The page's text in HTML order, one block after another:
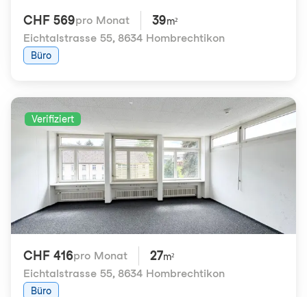
CHF 569pro Monat 39m²
Eichtalstrasse 55, 8634 Hombrechtikon
Büro
Verifiziert
CHF 416pro Monat 27m²
Eichtalstrasse 55, 8634 Hombrechtikon
Büro